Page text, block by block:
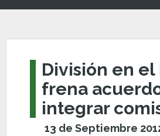
División en el
frena
integrar
13 de Septiembre